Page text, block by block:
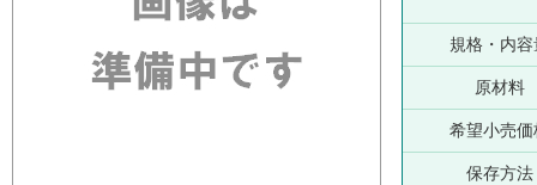
規格・内容
原材料
希望小売価
保存方法